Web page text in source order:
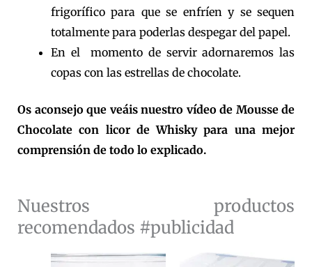
frigorífico para que se enfríen y se sequen
totalmente para poderlas despegar del papel.
En el momento de servir adornaremos las
copas con las estrellas de chocolate.
Os aconsejo que veáis nuestro vídeo de Mousse de
Chocolate con licor de Whisky para una mejor
comprensión de todo lo explicado.
Nuestros productos
recomendados #publicidad